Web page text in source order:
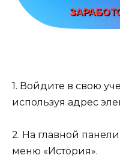
1. Войдите в свою
используя адрес
2. На главной
меню «История».